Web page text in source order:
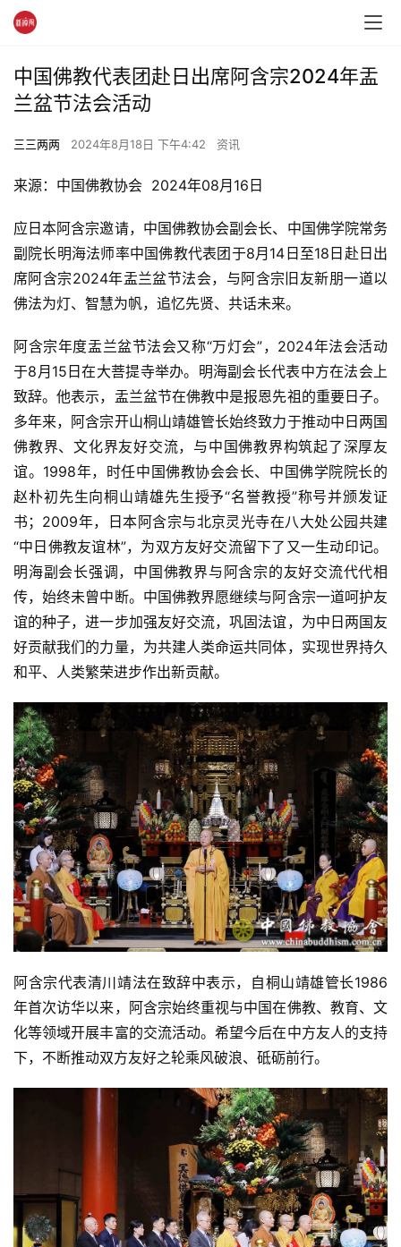
中国佛教代表团赴日出席阿含宗2024年盂
兰盆节法会活动
三三两两 2024年8月18日 下午4:42 资讯
来源：中国佛教协会  2024年08月16日
应日本阿含宗邀请，中国佛教协会副会长、中国佛学院常务
副院长明海法师率中国佛教代表团于8月14日至18日赴日出
席阿含宗2024年盂兰盆节法会，与阿含宗旧友新朋一道以
佛法为灯、智慧为帆，追忆先贤、共话未来。
阿含宗年度盂兰盆节法会又称“万灯会”，2024年法会活动
于8月15日在大菩提寺举办。明海副会长代表中方在法会上
致辞。他表示，盂兰盆节在佛教中是报恩先祖的重要日子。
多年来，阿含宗开山桐山靖雄管长始终致力于推动中日两国
佛教界、文化界友好交流，与中国佛教界构筑起了深厚友
谊。1998年，时任中国佛教协会会长、中国佛学院院长的
赵朴初先生向桐山靖雄先生授予“名誉教授”称号并颁发证
书；2009年，日本阿含宗与北京灵光寺在八大处公园共建
“中日佛教友谊林”，为双方友好交流留下了又一生动印记。
明海副会长强调，中国佛教界与阿含宗的友好交流代代相
传，始终未曾中断。中国佛教界愿继续与阿含宗一道呵护友
谊的种子，进一步加强友好交流，巩固法谊，为中日两国友
好贡献我们的力量，为共建人类命运共同体，实现世界持久
和平、人类繁荣进步作出新贡献。
阿含宗代表清川靖法在致辞中表示，自桐山靖雄管长1986
年首次访华以来，阿含宗始终重视与中国在佛教、教育、文
化等领域开展丰富的交流活动。希望今后在中方友人的支持
下，不断推动双方友好之轮乘风破浪、砥砺前行。